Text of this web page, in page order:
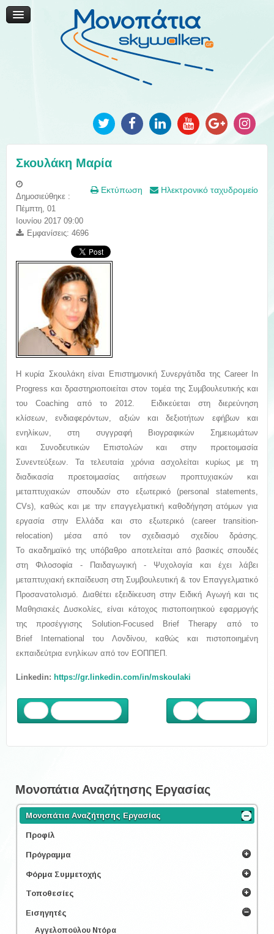
Μονοπάτια Καινοτομίας
Μονοπάτια Τοπικής Ανάπτυξης
Ανακοινώσεις
Φωτογραφίες
Σκουλάκη Μαρία
Εκτύπωση Ηλεκτρονικό ταχυδρομείο
Δημοσιεύθηκε :
Πέμπτη, 01
Ιουνίου 2017 09:00
Εμφανίσεις: 4696
H κυρία Σκουλάκη είναι Επιστημονική Συνεργάτιδα της Career In
Progress και δραστηριοποιείται στον τομέα της Συμβουλευτικής και
του Coaching από το 2012. Ειδικεύεται στη διερεύνηση
κλίσεων, ενδιαφερόντων, αξιών και δεξιοτήτων εφήβων και
ενηλίκων, στη συγγραφή Βιογραφικών Σημειωμάτων
και Συνοδευτικών Επιστολών και στην προετοιμασία
Συνεντεύξεων. Τα τελευταία χρόνια ασχολείται κυρίως με τη
διαδικασία προετοιμασίας αιτήσεων προπτυχιακών και
μεταπτυχιακών σπουδών στο εξωτερικό (personal statements,
CVs), καθώς και με την επαγγελματική καθοδήγηση ατόμων για
εργασία στην Ελλάδα και στο εξωτερικό (career transition-
relocation) μέσα από τον σχεδιασμό σχεδίου δράσης.
Το ακαδημαϊκό της υπόβαθρο αποτελείται από βασικές σπουδές
στη Φιλοσοφία - Παιδαγωγική - Ψυχολογία και έχει λάβει
μεταπτυχιακή εκπαίδευση στη Συμβουλευτική & τον Επαγγελματικό
Προσανατολισμό. Διαθέτει εξειδίκευση στην Ειδική Αγωγή και τις
Μαθησιακές Δυσκολίες, είναι κάτοχος πιστοποιητικού εφαρμογής
της προσέγγισης Solution-Focused Brief Therapy από το
Brief International του Λονδίνου, καθώς και πιστοποιημένη
εκπαιδεύτρια ενηλίκων από τον ΕΟΠΠΕΠ.
Linkedin: https://gr.linkedin.com/in/mskoulaki
Μονοπάτια Αναζήτησης Εργασίας
Μονοπάτια Αναζήτησης Εργασίας
Προφίλ
Πρόγραμμα
Φόρμα Συμμετοχής
Τοποθεσίες
Εισηγητές
Αγγελοπούλου Ντόρα